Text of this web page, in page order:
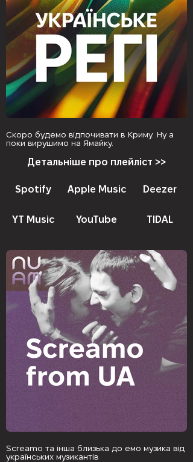
Скоро будемо відпочивати в Криму. Ну а
поки вирушимо на Ямайку.
Детальніше про плейліст >>
Spotify Apple Music Deezer
YT Music YouTube TIDAL
Screamo та інша близька до емо музика від
українських музикантів